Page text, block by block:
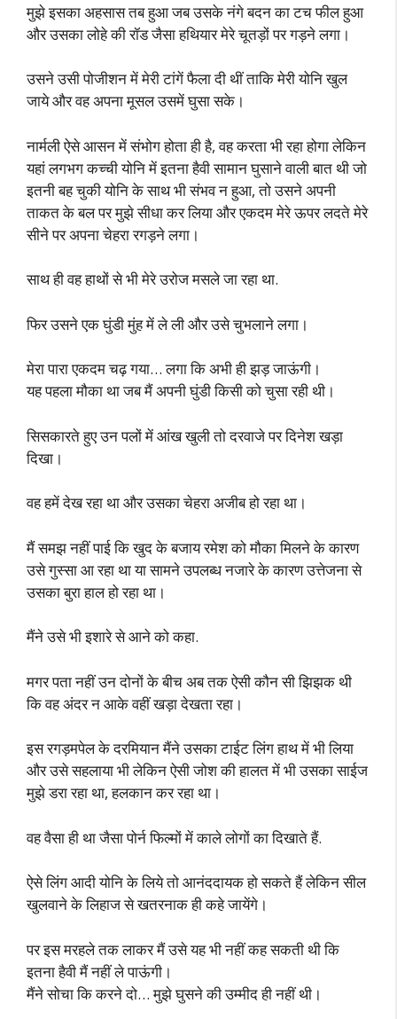
मुझे इसका अहसास तब हुआ जब उसके नंगे बदन का टच फील हुआ
और उसका लोहे की रॉड जैसा हथियार मेरे चूतड़ों पर गड़ने लगा।
उसने उसी पोजीशन में मेरी टांगें फैला दी थीं ताकि मेरी योनि खुल
जाये और वह अपना मूसल उसमें घुसा सके।
नार्मली ऐसे आसन में संभोग होता ही है, वह करता भी रहा होगा लेकिन
यहां लगभग कच्ची योनि में इतना हैवी सामान घुसाने वाली बात थी जो
इतनी बह चुकी योनि के साथ भी संभव न हुआ, तो उसने अपनी
ताकत के बल पर मुझे सीधा कर लिया और एकदम मेरे ऊपर लदते मेरे
सीने पर अपना चेहरा रगड़ने लगा।
साथ ही वह हाथों से भी मेरे उरोज मसले जा रहा था.
फिर उसने एक घुंडी मुंह में ले ली और उसे चुभलाने लगा।
मेरा पारा एकदम चढ़ गया… लगा कि अभी ही झड़ जाऊंगी।
यह पहला मौका था जब मैं अपनी घुंडी किसी को चुसा रही थी।
सिसकारते हुए उन पलों में आंख खुली तो दरवाजे पर दिनेश खड़ा
दिखा।
वह हमें देख रहा था और उसका चेहरा अजीब हो रहा था।
मैं समझ नहीं पाई कि खुद के बजाय रमेश को मौका मिलने के कारण
उसे गुस्सा आ रहा था या सामने उपलब्ध नजारे के कारण उत्तेजना से
उसका बुरा हाल हो रहा था।
मैंने उसे भी इशारे से आने को कहा.
मगर पता नहीं उन दोनों के बीच अब तक ऐसी कौन सी झिझक थी
कि वह अंदर न आके वहीं खड़ा देखता रहा।
इस रगड़मपेल के दरमियान मैंने उसका टाईट लिंग हाथ में भी लिया
और उसे सहलाया भी लेकिन ऐसी जोश की हालत में भी उसका साईज
मुझे डरा रहा था, हलकान कर रहा था।
वह वैसा ही था जैसा पोर्न फिल्मों में काले लोगों का दिखाते हैं.
ऐसे लिंग आदी योनि के लिये तो आनंददायक हो सकते हैं लेकिन सील
खुलवाने के लिहाज से खतरनाक ही कहे जायेंगे।
पर इस मरहले तक लाकर मैं उसे यह भी नहीं कह सकती थी कि
इतना हैवी मैं नहीं ले पाऊंगी।
मैंने सोचा कि करने दो… मुझे घुसने की उम्मीद ही नहीं थी।